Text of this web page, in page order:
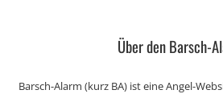
Über den Barsch-
Barsch-Alarm (kurz BA) ist eine Angel-